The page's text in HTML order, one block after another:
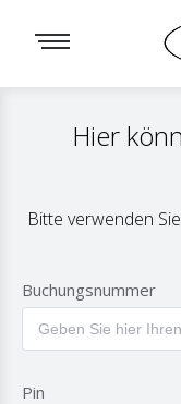
Hier
Bitte verwenden
Buchungsnummer
Pin